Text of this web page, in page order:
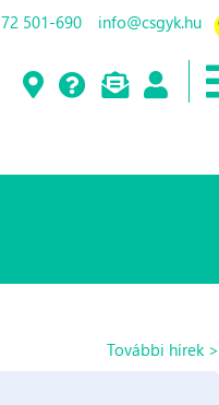
501-690 info@csgyk.hu
További hírek >